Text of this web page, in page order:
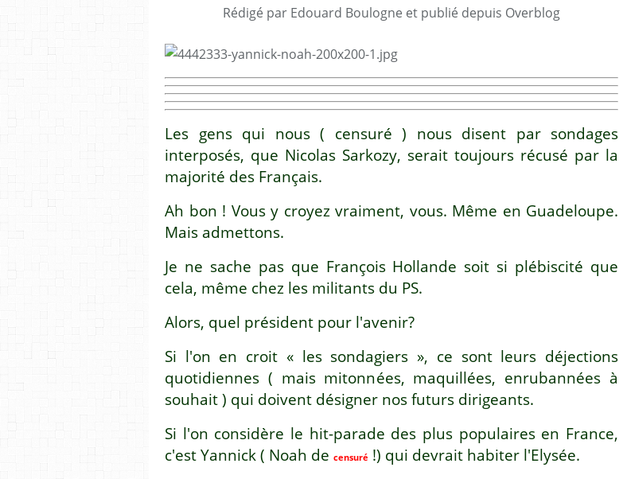
Rédigé par Edouard Boulogne et publié depuis Overblog
Les gens qui nous ( censuré ) nous disent par sondages
interposés, que Nicolas Sarkozy, serait toujours récusé par la
majorité des Français.
Ah bon ! Vous y croyez vraiment, vous. Même en Guadeloupe.
Mais admettons.
Je ne sache pas que François Hollande soit si plébiscité que
cela, même chez les militants du PS.
Alors, quel président pour l'avenir?
Si l'on en croit « les sondagiers », ce sont leurs déjections
quotidiennes ( mais mitonnées, maquillées, enrubannées à
souhait ) qui doivent désigner nos futurs dirigeants.
Si l'on considère le hit-parade des plus populaires en France,
c'est Yannick ( Noah de censuré !) qui devrait habiter l'Elysée.